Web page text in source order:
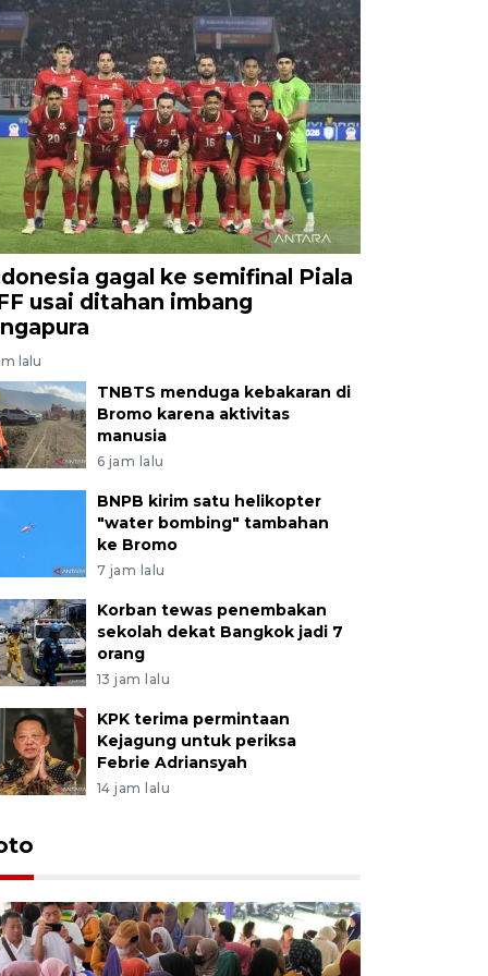
gagal ke semifinal Piala
usai ditahan imbang
lalu
TNBTS menduga kebakaran di
Bromo karena aktivitas
manusia
6 jam lalu
BNPB kirim satu helikopter
"water bombing" tambahan
ke Bromo
7 jam lalu
Korban tewas penembakan
sekolah dekat Bangkok jadi 7
orang
13 jam lalu
KPK terima permintaan
Kejagung untuk periksa
Febrie Adriansyah
14 jam lalu